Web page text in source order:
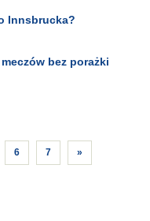
Innsbrucka?
bez porażki
6 7 »